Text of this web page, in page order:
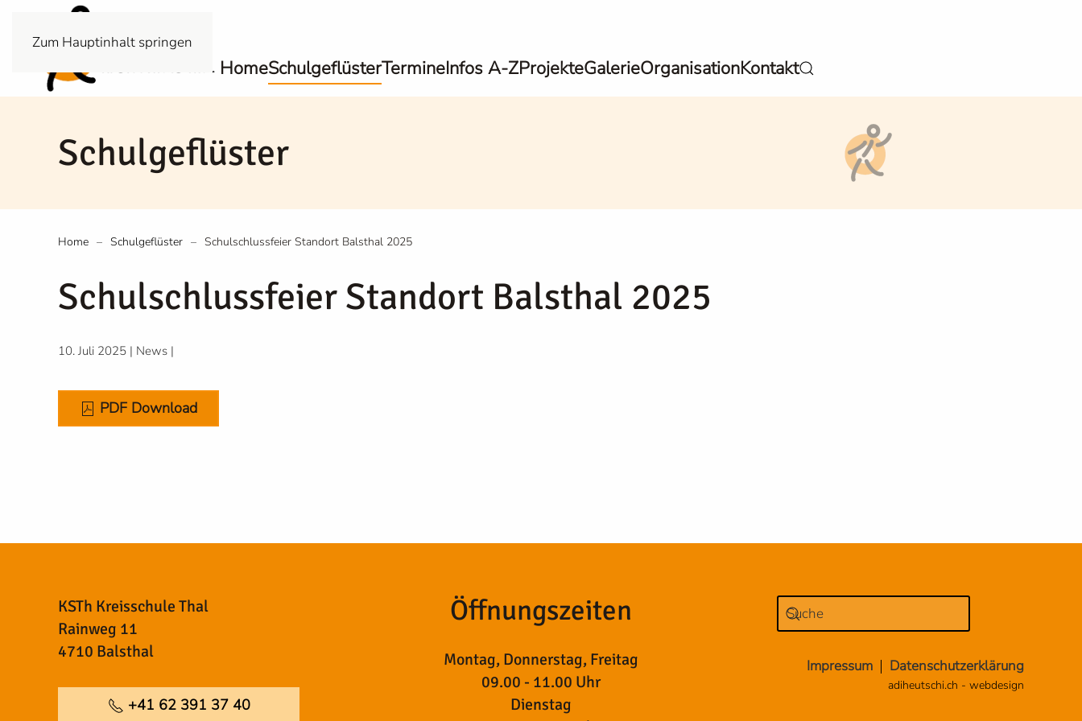
Zum Hauptinhalt springen
HomeSchulgeflüsterTermineInfos A-ZProjekteGalerieOrganisationKontakt
Schulgeflüster
Home Schulgeflüster Schulschlussfeier Standort Balsthal 2025
Schulschlussfeier Standort Balsthal 2025
10. Juli 2025 | News |
PDF Download
KSTh Kreisschule Thal
Rainweg 11
4710 Balsthal
+41 62 391 37 40
Öffnungszeiten
Montag, Donnerstag, Freitag
09.00 - 11.00 Uhr
Dienstag
Impressum Datenschutzerklärung
adiheutschi.ch - webdesign